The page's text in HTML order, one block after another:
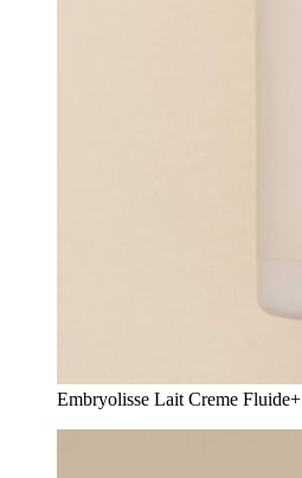
Embryolisse Lait Creme Fluide+